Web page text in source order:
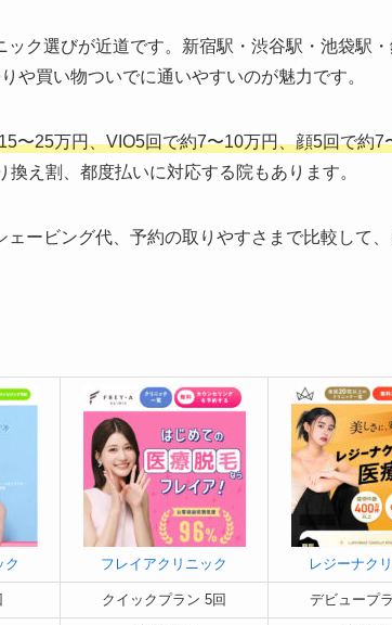
ク選びが近道です。新宿駅・渋谷駅・池袋駅
や買い物ついでに通いやすいのが魅力です。
〜25万円、VIO5回で約7〜10万円、顔5回で約7
え割、都度払いに対応する院もあります。
ービング代、予約の取りやすさまで比較して、
ク フレイアクリニック レジーナク
クイックプラン 5回 デビュープ